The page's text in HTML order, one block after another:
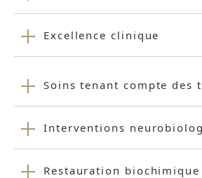
Excellence clinique
Soins tenant compte des
Interventions
Restauration biochimique